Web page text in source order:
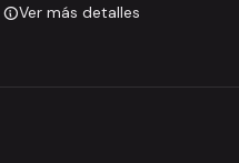
Ver más detalles